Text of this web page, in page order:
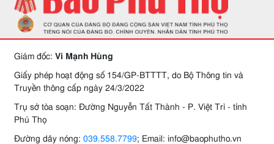
Giám đốc: Vi Mạnh Hùng
Giấy phép hoạt động số 154/GP-BTTTT, do Bộ Thông tin và
Truyền thông cấp ngày 24/3/2022
Trụ sở tòa soạn: Đường Nguyễn Tất Thành - P. Việt Trì - tỉnh
Phú Thọ
Đường dây nóng: 039.558.7799; Email: info@baophutho.vn